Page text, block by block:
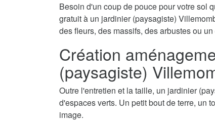
Besoin d'un coup de pouce pour votre sol
gratuit à un jardinier (paysagiste)
des fleurs, des massifs, des arbustes ou
Création
(paysagiste)
Outre l'entretien et la taille, un jardinier
d'espaces verts. Un petit bout de terre, un
image.